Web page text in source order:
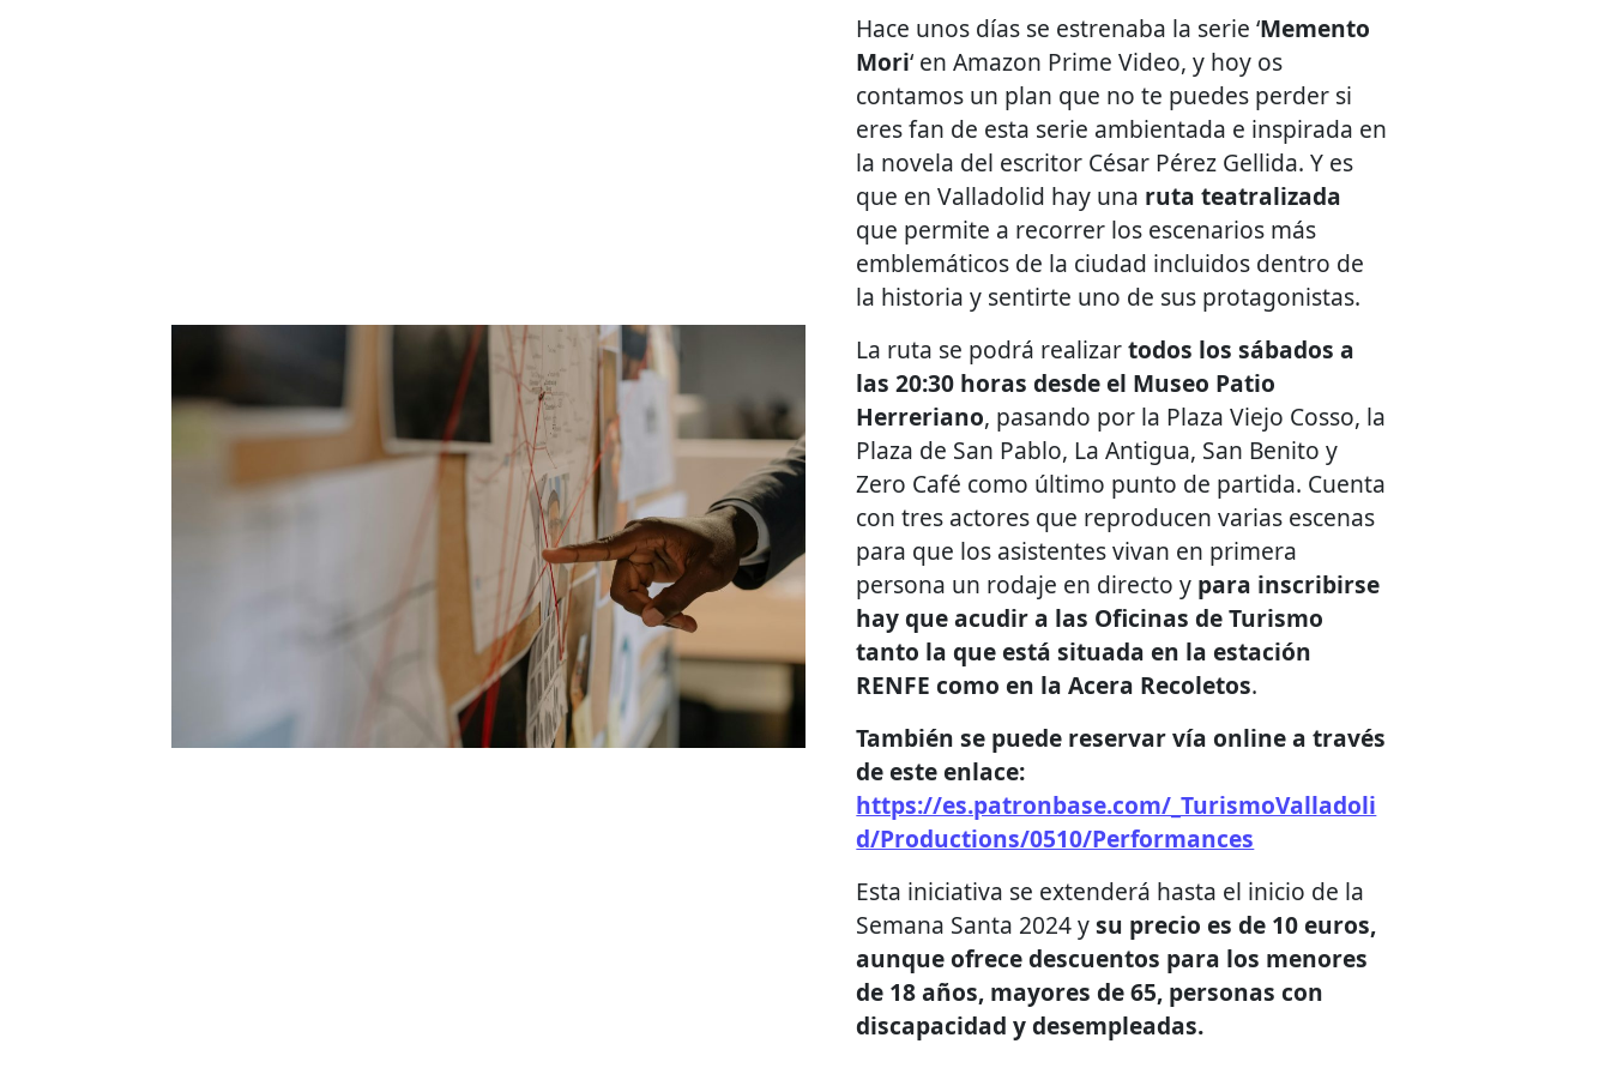
Hace unos días se estrenaba la serie ‘Memento
Mori‘ en Amazon Prime Video, y hoy os
contamos un plan que no te puedes perder si
eres fan de esta serie ambientada e inspirada en
la novela del escritor César Pérez Gellida. Y es
que en Valladolid hay una ruta teatralizada
que permite a recorrer los escenarios más
emblemáticos de la ciudad incluidos dentro de
la historia y sentirte uno de sus protagonistas.
La ruta se podrá realizartodos los sábados a
las 20:30 horas desde el Museo Patio
Herreriano, pasando por la Plaza Viejo Cosso, la
Plaza de San Pablo, La Antigua, San Benito y
Zero Café como último punto de partida. Cuenta
con tres actores que reproducen varias escenas
para que los asistentes vivan en primera
persona un rodaje en directo y para inscribirse
hay que acudir a las Oficinas de Turismo
tanto la que está situada en la estación
RENFE como en la Acera Recoletos.
También se puede reservar vía online a través
de este enlace:
https://es.patronbase.com/_TurismoValladoli
d/Productions/0510/Performances
Esta iniciativa se extenderá hasta el inicio de la
Semana Santa 2024 ysu precio es de 10 euros,
aunque ofrece descuentos para los menores
de 18 años, mayores de 65, personas con
discapacidad y desempleadas.